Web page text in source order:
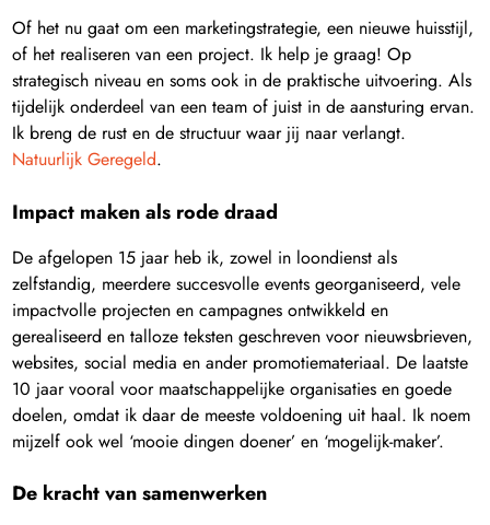
Of het nu gaat om een marketingstrategie, een nieuwe huisstijl,
of het realiseren van een project. Ik help je graag! Op
strategisch niveau en soms ook in de praktische uitvoering. Als
tijdelijk onderdeel van een team of juist in de aansturing ervan.
Ik breng de rust en de structuur waar jij naar verlangt.
Natuurlijk Geregeld.
Impact maken als rode draad
De afgelopen 15 jaar heb ik, zowel in loondienst als
zelfstandig, meerdere succesvolle events georganiseerd, vele
impactvolle projecten en campagnes ontwikkeld en
gerealiseerd en talloze teksten geschreven voor nieuwsbrieven,
websites, social media en ander promotiemateriaal. De laatste
10 jaar vooral voor maatschappelijke organisaties en goede
doelen, omdat ik daar de meeste voldoening uit haal. Ik noem
mijzelf ook wel ‘mooie dingen doener’ en ‘mogelijk-maker’.
De kracht van samenwerken